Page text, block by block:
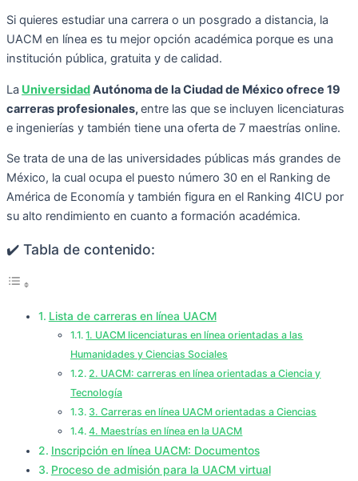
Si quieres estudiar una carrera o un posgrado a distancia, la
UACM en línea es tu mejor opción académica porque es una
institución pública, gratuita y de calidad.
La UniversidadAutónoma de la Ciudad de México ofrece 19
carreras profesionales,entre las que se incluyen licenciaturas
e ingenierías y también tiene una oferta de 7 maestrías online.
Se trata de una de las universidades públicas más grandes de
México, la cual ocupa el puesto número 30 en el Ranking de
América de Economía y también figura en el Ranking 4ICU por
su alto rendimiento en cuanto a formación académica.
✔️ Tabla de contenido:
Lista de carreras en línea UACM
1. UACM licenciaturas en línea orientadas a las
Humanidades y Ciencias Sociales
2. UACM: carreras en línea orientadas a Ciencia y
Tecnología
3. Carreras en línea UACM orientadas a Ciencias
4. Maestrías en línea en la UACM
Inscripción en línea UACM: Documentos
Proceso de admisión para la UACM virtual